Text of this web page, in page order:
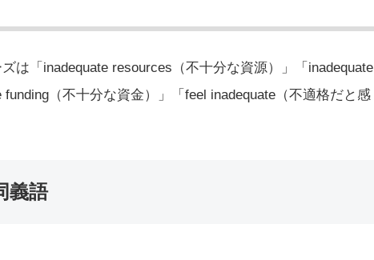
は「inadequate resources（不十分な資源）」「inadequate
funding（不十分な資金）」「feel inadequate（不適格だと感
義語